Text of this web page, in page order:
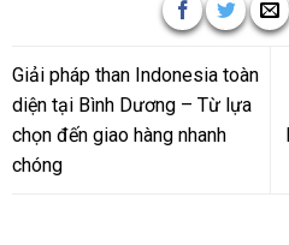
Giải pháp than Indonesia toàn
diện tại Bình Dương – Từ lựa
chọn đến giao hàng nhanh
chóng